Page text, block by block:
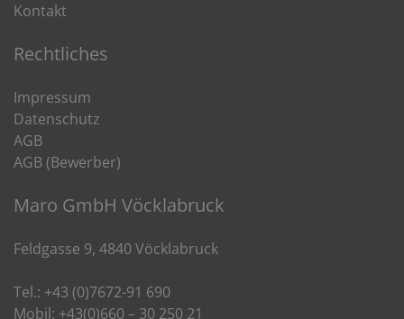
Kontakt
Rechtliches
Impressum
Datenschutz
AGB
AGB (Bewerber)
Maro GmbH Vöcklabruck
Feldgasse 9, 4840 Vöcklabruck
Tel.: +43 (0)7672-91 690
Mobil: +43(0)660 – 30 250 21